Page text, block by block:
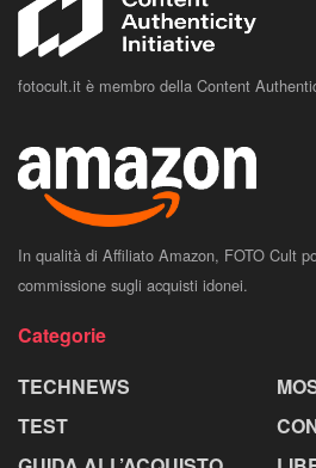
fotocult.it è membro della Content
In qualità di Affiliato Amazon, FOTO Cult
commissione sugli acquisti idonei.
Categorie
TECHNEWS
TEST